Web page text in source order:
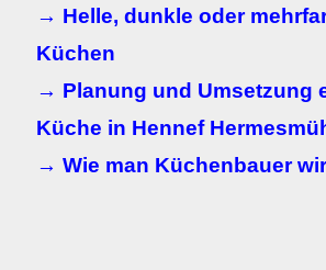
→ Helle, dunkle oder
Küchen
→ Planung und Umsetzung
Küche in Hennef
→ Wie man Küchenbauer